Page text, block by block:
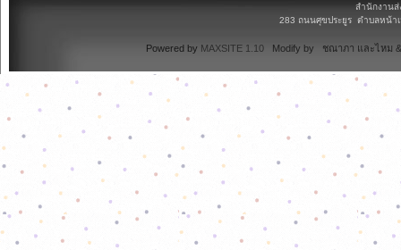
สำนักงานส่
283 ถนนศุขประยูร ตำบลหน้า
Powered by MAXSITE 1.10 Modify by ชณาภา และไหม